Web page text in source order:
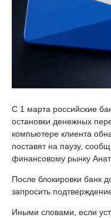
С 1 марта российские
остановки денежных
компьютере клиента
поставят на паузу,
финансовому рынку
После блокировки банк
запросить
Иными словами, если